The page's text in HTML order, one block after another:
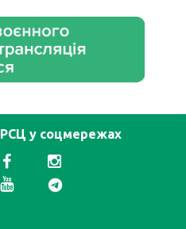
РСЦ у соцмережах